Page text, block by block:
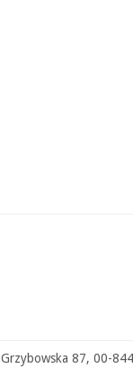
87, 00-844